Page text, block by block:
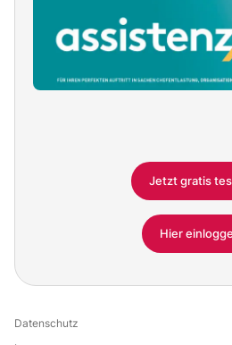
Jetzt gratis
Hier
Datenschutz